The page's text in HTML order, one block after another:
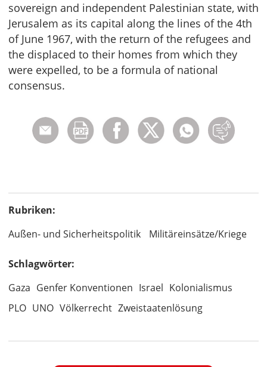
sovereign and independent Palestinian state, with
Jerusalem as its capital along the lines of the 4th
of June 1967, with the return of the refugees and
the displaced to their homes from which they
were expelled, to be a formula of national
consensus.
Rubriken:
Außen- und Sicherheitspolitik
Militäreinsätze/Kriege
Schlagwörter:
Gaza Genfer Konventionen Israel Kolonialismus
PLO UNO Völkerrecht Zweistaatenlösung